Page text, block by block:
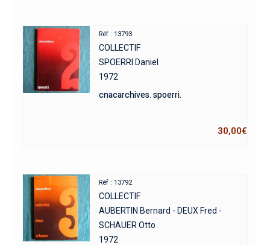
Réf : 13793
COLLECTIF
SPOERRI Daniel
1972
cnacarchives. spoerri.
30,00€
Réf : 13792
COLLECTIF
AUBERTIN Bernard - DEUX Fred -
SCHAUER Otto
1972